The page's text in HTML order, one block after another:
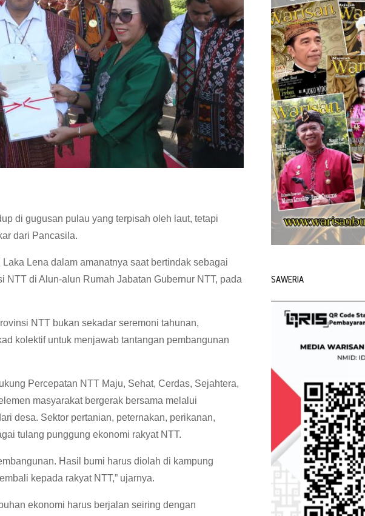
di gugusan pulau yang terpisah oleh laut, tetapi
dari Pancasila.
Lena dalam amanatnya saat bertindak sebagai
NTT di Alun-alun Rumah Jabatan Gubernur NTT, pada
NTT bukan sekadar seremoni tahunan,
kolektif untuk menjawab tantangan pembangunan
Percepatan NTT Maju, Sehat, Cerdas, Sejahtera,
masyarakat bergerak bersama melalui
desa. Sektor pertanian, peternakan, perikanan,
tulang punggung ekonomi rakyat NTT.
Hasil bumi harus diolah di kampung
kepada rakyat NTT,” ujarnya.
ekonomi harus berjalan seiring dengan
SAWERIA